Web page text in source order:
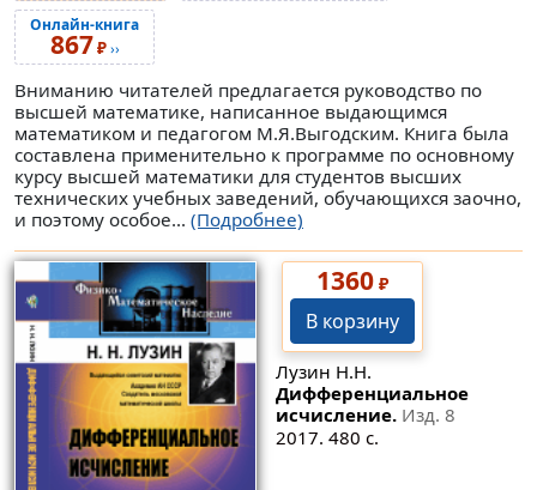
Онлайн-книга
867₽››
Вниманию читателей предлагается руководство по
высшей математике, написанное выдающимся
математиком и педагогом М.Я.Выгодским. Книга была
составлена применительно к программе по основному
курсу высшей математики для студентов высших
технических учебных заведений, обучающихся заочно,
и поэтому особое... (Подробнее)
1360₽
В корзину
Лузин Н.Н.
Дифференциальное
исчисление. Изд. 8
2017. 480 с.